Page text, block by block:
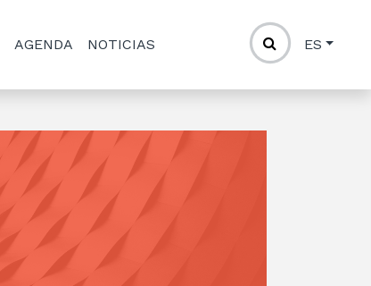
AGENDA NOTICIAS ES